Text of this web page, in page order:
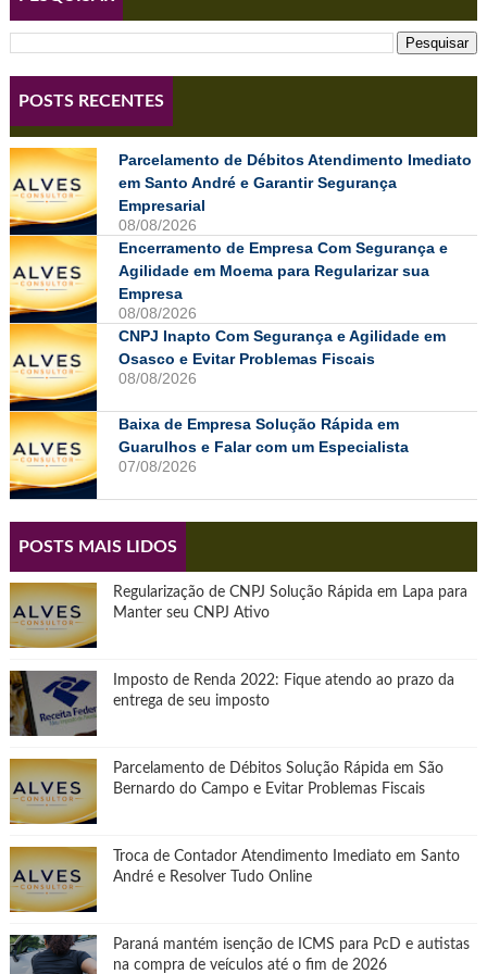
POSTS RECENTES
Parcelamento de Débitos Atendimento Imediato
em Santo André e Garantir Segurança
Empresarial
08/08/2026
Encerramento de Empresa Com Segurança e
Agilidade em Moema para Regularizar sua
Empresa
08/08/2026
CNPJ Inapto Com Segurança e Agilidade em
Osasco e Evitar Problemas Fiscais
08/08/2026
Baixa de Empresa Solução Rápida em
Guarulhos e Falar com um Especialista
07/08/2026
POSTS MAIS LIDOS
Regularização de CNPJ Solução Rápida em Lapa para
Manter seu CNPJ Ativo
Imposto de Renda 2022: Fique atendo ao prazo da
entrega de seu imposto
Parcelamento de Débitos Solução Rápida em São
Bernardo do Campo e Evitar Problemas Fiscais
Troca de Contador Atendimento Imediato em Santo
André e Resolver Tudo Online
Paraná mantém isenção de ICMS para PcD e autistas
na compra de veículos até o fim de 2026